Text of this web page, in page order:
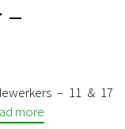
–
– 11 & 17
more